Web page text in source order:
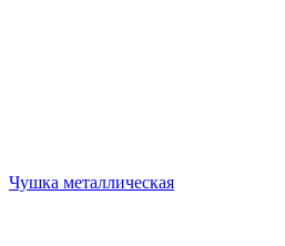
Чушка металлическая